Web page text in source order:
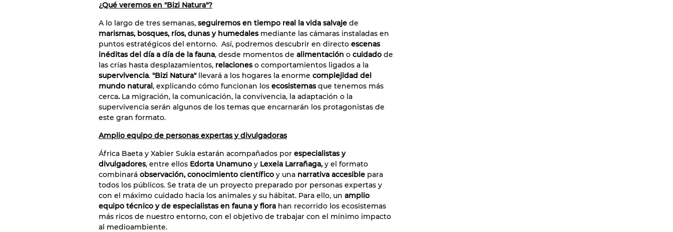
¿Qué veremos en "Bizi Natura"?
A lo largo de tres semanas, seguiremos en tiempo real la vida salvaje de
marismas, bosques, ríos, dunas y humedalesmediante las cámaras instaladas en
puntos estratégicos del entorno. Así, podremos descubrir en directo escenas
inéditas del día a día de la fauna, desde momentos de alimentación o cuidado de
las crías hasta desplazamientos, relacioneso comportamientos ligados a la
supervivencia. "Bizi Natura"llevará a los hogares la enorme complejidad del
mundo natural, explicando cómo funcionan los ecosistemasque tenemos más
cerca. La migración, la comunicación, la convivencia, la adaptación o la
supervivencia serán algunos de los temas que encarnarán los protagonistas de
este gran formato.
Amplio equipo de personas expertas y divulgadoras
África Baeta y Xabier Sukia estarán acompañados por especialistas y
divulgadores, entre ellos Edorta Unamuno y Lexeia Larrañaga, y el formato
combinará observación, conocimiento científico y una narrativa accesible para
todos los públicos. Se trata de un proyecto preparado por personas expertas y
con el máximo cuidado hacia los animales y su hábitat. Para ello, un amplio
equipo técnico y de especialistas en fauna y flora han recorrido los ecosistemas
más ricos de nuestro entorno, con el objetivo de trabajar con el mínimo impacto
al medioambiente.